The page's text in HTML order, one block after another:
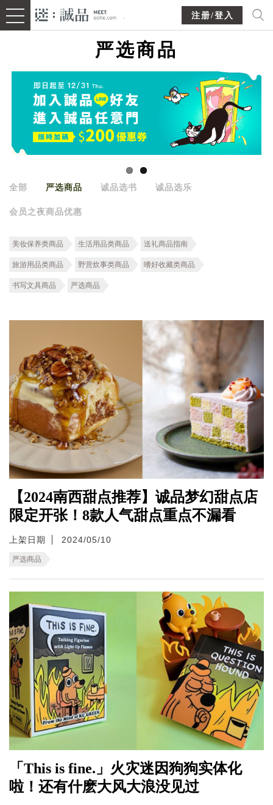
注册/登入
严选商品
全部 严选商品 诚品选书 诚品选乐
会员之夜商品优惠
美妆保养类商品 生活用品类商品 送礼商品指南
旅游用品类商品 野营炊事类商品 嗜好收藏类商品
书写文具商品 严选商品
【2024南西甜点推荐】诚品梦幻甜点店
限定开张！8款人气甜点重点不漏看
上架日期 2024/05/10
严选商品
「This is fine.」火灾迷因狗狗实体化
啦！还有什麽大风大浪没见过